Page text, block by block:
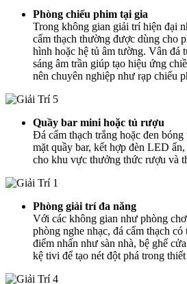
Phòng chiếu phim tại gia
Trong không gian giải trí hiện đại
cẩm thạch thường được dùng cho
hình hoặc hệ tủ âm tường. Vân đá
sáng âm trần giúp tạo hiệu ứng
nên chuyên nghiệp như rạp chiếu
Quầy bar mini hoặc tủ rượu
Đá cẩm thạch trắng hoặc đen
mặt quầy bar, kết hợp đèn LED
cho khu vực thưởng thức rượu và
Phòng giải trí đa năng
Với các không gian như phòng
phòng nghe nhạc, đá cẩm thạch
điểm nhấn như sàn nhà, bệ ghế
kệ tivi để tạo nét đột phá trong